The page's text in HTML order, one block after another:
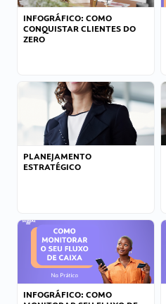
INFOGRÁFICO: COMO
CONQUISTAR CLIENTES DO
ZERO
PLANEJAMENTO
ESTRATÉGICO
INFOGRÁFICO: COMO